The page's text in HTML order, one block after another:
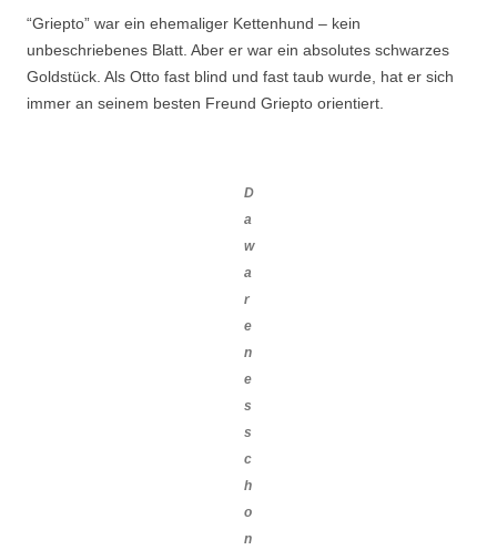
“Griepto” war ein ehemaliger Kettenhund – kein
unbeschriebenes Blatt. Aber er war ein absolutes schwarzes
Goldstück. Als Otto fast blind und fast taub wurde, hat er sich
immer an seinem besten Freund Griepto orientiert.
D
a
w
a
r
e
n
e
s
s
c
h
o
n